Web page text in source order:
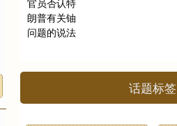
话题标签